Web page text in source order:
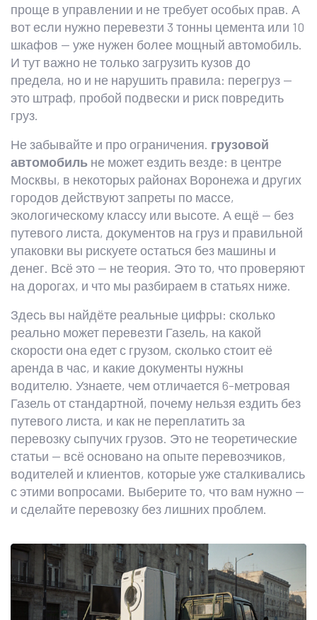
проще в управлении и не требует особых прав. А
вот если нужно перевезти 3 тонны цемента или 10
шкафов — уже нужен более мощный автомобиль.
И тут важно не только загрузить кузов до
предела, но и не нарушить правила: перегруз —
это штраф, пробой подвески и риск повредить
груз.
Не забывайте и про ограничения. грузовой
автомобиль не может ездить везде: в центре
Москвы, в некоторых районах Воронежа и других
городов действуют запреты по массе,
экологическому классу или высоте. А ещё — без
путевого листа, документов на груз и правильной
упаковки вы рискуете остаться без машины и
денег. Всё это — не теория. Это то, что проверяют
на дорогах, и что мы разбираем в статьях ниже.
Здесь вы найдёте реальные цифры: сколько
реально может перевезти Газель, на какой
скорости она едет с грузом, сколько стоит её
аренда в час, и какие документы нужны
водителю. Узнаете, чем отличается 6-метровая
Газель от стандартной, почему нельзя ездить без
путевого листа, и как не переплатить за
перевозку сыпучих грузов. Это не теоретические
статьи — всё основано на опыте перевозчиков,
водителей и клиентов, которые уже сталкивались
с этими вопросами. Выберите то, что вам нужно —
и сделайте перевозку без лишних проблем.